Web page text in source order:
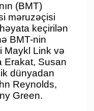
(BMT)
məruzəçisi
keçirilən
BMT-nin
Maykl Link və
Erakat, Susan
dünyadan
Reynolds,
Green.